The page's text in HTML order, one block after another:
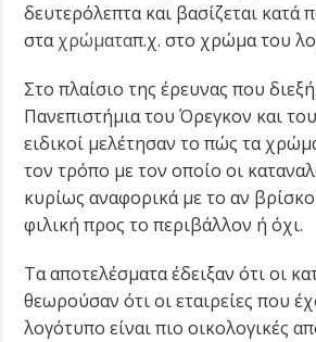
δευτερόλεπτα και βασίζεται κατά
σταχρώματαπ.χ. στο χρώμα του
Στο πλαίσιο της έρευνας που
Πανεπιστήμια του Όρεγκον και του
ειδικοί μελέτησαν το πώς τα
τον τρόπο με τον οποίο οι
κυρίως αναφορικά με το αν
φιλική προς το περιβάλλον ή όχι.
Τα αποτελέσματα έδειξαν ότι οι
θεωρούσαν ότι οι εταιρείες που
λογότυπο είναι πιο οικολογικές